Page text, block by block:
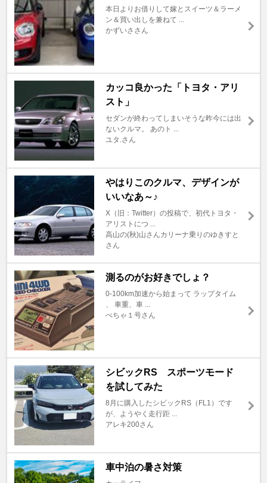
本日よりお借りして嫁とスイーツ＆ラーメ
ン＆買い出しを兼ねて ...
かずいささん
カッコ良かった「トヨタ・アリ
スト」
セダンが終わってしまいそうな昨今には出
ないクルマ。 あのト ...
ユタ.さん
やはりこのクルマ、デザインが
いいなあ～♪
X（旧：Twitter）の投稿で、初代トヨタ・
アリストにつ ...
高山の(秋)山さんカリーナ乗りのゆきすと
さん
測るのがお好きでしょ？
0-100km加速から始まって ラップタイム
、 車重、車 ...
ぺちゃ１号さん
シビックRS スポーツモード
を試してみた
8月に購入したシビックRS（FL1）です
が、ようやく走行距 ...
アレキ200さん
車中泊の暑さ対策